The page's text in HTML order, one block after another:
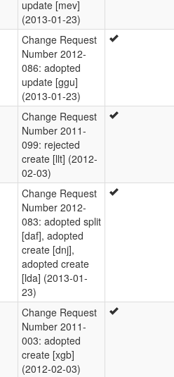
update [mev]
(2013-01-23)
Change Request
Number 2012-
086: adopted
update [ggu]
(2013-01-23)
Change Request
Number 2011-
099: rejected
create [llt] (2012-
02-03)
Change Request
Number 2012-
083: adopted split
[daf], adopted
create [dnj],
adopted create
[lda] (2013-01-
23)
Change Request
Number 2011-
003: adopted
create [xgb]
(2012-02-03)